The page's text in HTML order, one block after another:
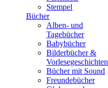
Stempel
Bücher
Alben- und
Tagebücher
Babybücher
Bilderbücher &
Vorlesegeschichten
Bücher mit Sound
Freundebücher